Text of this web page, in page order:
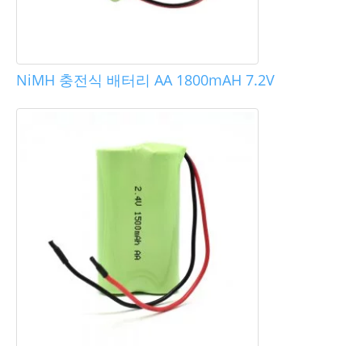
NiMH 충전식 배터리 AA 1800mAH 7.2V